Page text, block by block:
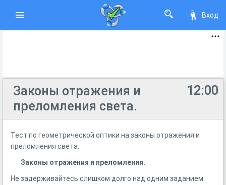
Вход
12:00
Законы отражения и
преломления света.
Тест по геометрической оптики на законы отражения и
преломления света.
Законы отражения и преломления.
Не задерживайтесь слишком долго над одним заданием.